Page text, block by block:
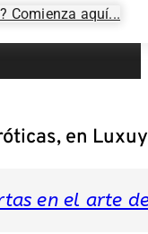
Comienza aquí...
en
en el arte